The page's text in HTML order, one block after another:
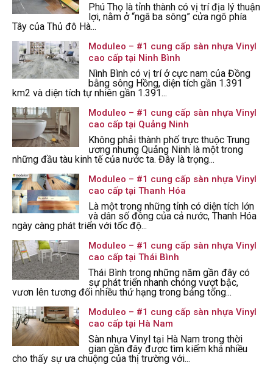
Phú Thọ là tỉnh thành có vị trí địa lý thuận
lợi, nằm ở “ngã ba sông” cửa ngõ phía
Tây của Thủ đô Hà...
Moduleo – #1 cung cấp sàn nhựa Vinyl
cao cấp tại Ninh Bình
Nình Bình có vị trí ở cực nam của Đồng
bằng sông Hồng, diện tích gần 1.391
km2 và diện tích tự nhiên gần 1.391...
Moduleo – #1 cung cấp sàn nhựa Vinyl
cao cấp tại Quảng Ninh
Không phải thành phố trực thuộc Trung
ương nhưng Quảng Ninh là một trong
những đầu tàu kinh tế của nước ta. Đây là trọng...
Moduleo – #1 cung cấp sàn nhựa Vinyl
cao cấp tại Thanh Hóa
Là một trong những tỉnh có diện tích lớn
và dân số đông của cả nước, Thanh Hóa
ngày càng phát triển với tốc độ...
Moduleo – #1 cung cấp sàn nhựa Vinyl
cao cấp tại Thái Bình
Thái Bình trong những năm gần đây có
sự phát triển nhanh chóng vượt bậc,
vươn lên tương đối nhiều thứ hạng trong bảng tổng...
Moduleo – #1 cung cấp sàn nhựa Vinyl
cao cấp tại Hà Nam
Sàn nhựa Vinyl tại Hà Nam trong thời
gian gần đây được tìm kiếm khá nhiều
cho thấy sự ưa chuộng của thị trường với...